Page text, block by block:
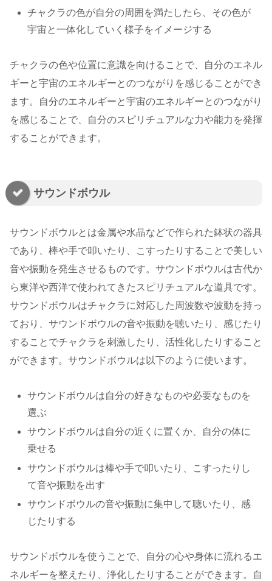
チャクラの色が自分の周囲を満たしたら、その色が
宇宙と一体化していく様子をイメージする
チャクラの色や位置に意識を向けることで、自分のエネル
ギーと宇宙のエネルギーとのつながりを感じることができ
ます。自分のエネルギーと宇宙のエネルギーとのつながり
を感じることで、自分のスピリチュアルな力や能力を発揮
することができます。
サウンドボウル
サウンドボウルとは金属や水晶などで作られた鉢状の器具
であり、棒や手で叩いたり、こすったりすることで美しい
音や振動を発生させるものです。サウンドボウルは古代か
ら東洋や西洋で使われてきたスピリチュアルな道具です。
サウンドボウルはチャクラに対応した周波数や波動を持っ
ており、サウンドボウルの音や振動を聴いたり、感じたり
することでチャクラを刺激したり、活性化したりすること
ができます。サウンドボウルは以下のように使います。
サウンドボウルは自分の好きなものや必要なものを
選ぶ
サウンドボウルは自分の近くに置くか、自分の体に
乗せる
サウンドボウルは棒や手で叩いたり、こすったりし
て音や振動を出す
サウンドボウルの音や振動に集中して聴いたり、感
じたりする
サウンドボウルを使うことで、自分の心や身体に流れるエ
ネルギーを整えたり、浄化したりすることができます。自